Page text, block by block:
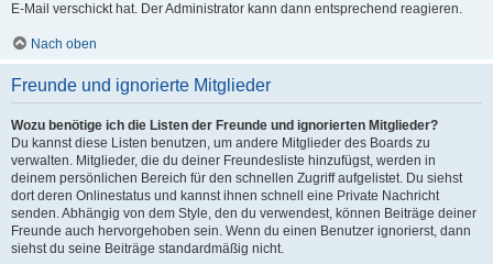
E-Mail verschickt hat. Der Administrator kann dann entsprechend reagieren.
Nach oben
Freunde und ignorierte Mitglieder
Wozu benötige ich die Listen der Freunde und ignorierten Mitglieder?
Du kannst diese Listen benutzen, um andere Mitglieder des Boards zu
verwalten. Mitglieder, die du deiner Freundesliste hinzufügst, werden in
deinem persönlichen Bereich für den schnellen Zugriff aufgelistet. Du siehst
dort deren Onlinestatus und kannst ihnen schnell eine Private Nachricht
senden. Abhängig von dem Style, den du verwendest, können Beiträge deiner
Freunde auch hervorgehoben sein. Wenn du einen Benutzer ignorierst, dann
siehst du seine Beiträge standardmäßig nicht.